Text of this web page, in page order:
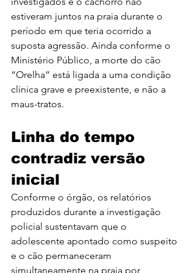
estiveram juntos na praia durante o
período em que teria ocorrido a
suposta agressão. Ainda conforme o
Ministério Público, a morte do cão
“Orelha” está ligada a uma condição
clínica grave e preexistente, e não a
maus-tratos.
Linha do tempo
contradiz versão
inicial
Conforme o órgão, os relatórios
produzidos durante a investigação
policial sustentavam que o
adolescente apontado como suspeito
e o cão permaneceram
simultaneamente na praia por